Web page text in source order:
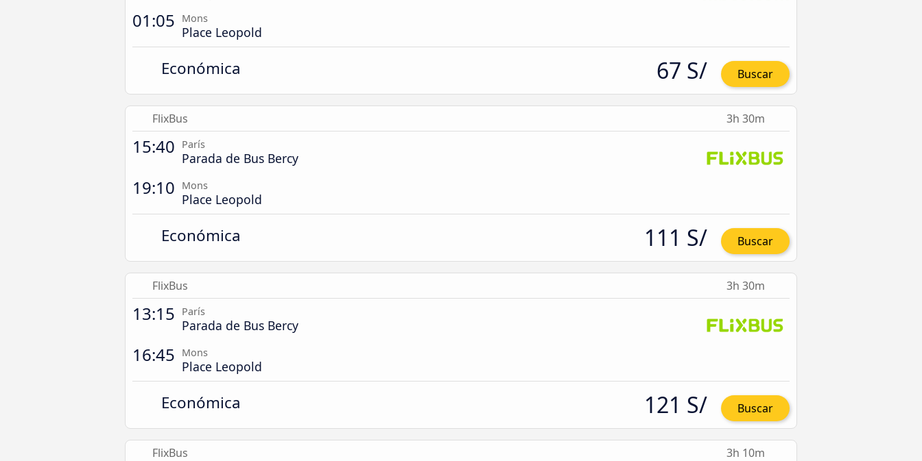
01:05 Mons
Place Leopold
Económica 67 S/ Buscar
FlixBus 3h 30m
15:40 París
Parada de Bus Bercy
19:10 Mons
Place Leopold
Económica 111 S/ Buscar
FlixBus 3h 30m
13:15 París
Parada de Bus Bercy
16:45 Mons
Place Leopold
Económica 121 S/ Buscar
FlixBus 3h 10m